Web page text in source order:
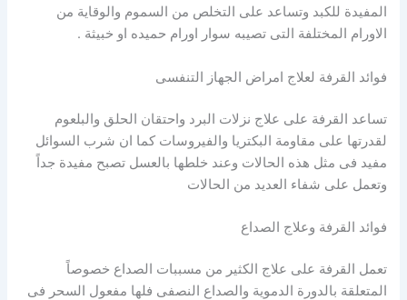
المفيدة للكبد وتساعد على التخلص من السموم والوقاية من
الاورام المختلفة التى تصيبه سوار اورام حميده او خبيثة .
فوائد القرفة لعلاج امراض الجهاز التنفسى
تساعد القرفة على علاج نزلات البرد واحتقان الحلق والبلعوم
لقدرتها على مقاومة البكتريا والفيروسات كما ان شرب السوائل
مفيد فى مثل هذه الحالات وعند خلطها بالعسل تصبح مفيدة جداً
وتعمل على شفاء العديد من الحالات
فوائد القرفة وعلاج الصداع
تعمل القرفة على علاج الكثير من مسببات الصداع خصوصاً
المتعلقة بالدورة الدموية والصداع النصفى فلها مفعول السحر فى